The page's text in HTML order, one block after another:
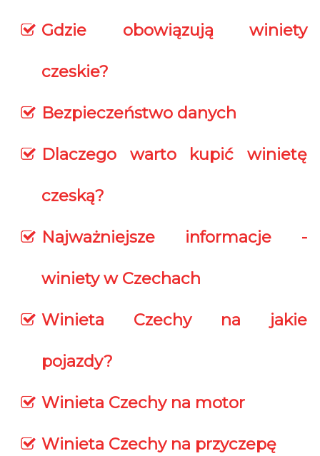
Gdzie obowiązują winiety
czeskie?
Bezpieczeństwo danych
Dlaczego warto kupić winietę
czeską?
Najważniejsze informacje -
winiety w Czechach
Winieta Czechy na jakie
pojazdy?
Winieta Czechy na motor
Winieta Czechy na przyczepę